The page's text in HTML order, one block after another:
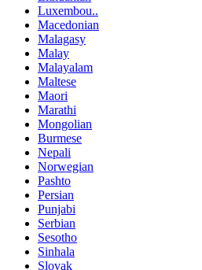
Luxembou..
Macedonian
Malagasy
Malay
Malayalam
Maltese
Maori
Marathi
Mongolian
Burmese
Nepali
Norwegian
Pashto
Persian
Punjabi
Serbian
Sesotho
Sinhala
Slovak